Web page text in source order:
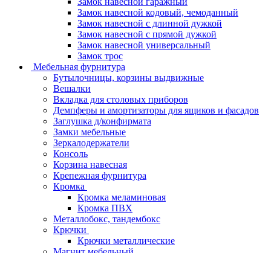
Замок навесной кодовый, чемоданный
Замок навесной с длинной дужкой
Замок навесной с прямой дужкой
Замок навесной универсальный
Замок трос
Мебельная фурнитура
Бутылочницы, корзины выдвижные
Вешалки
Вкладка для столовых приборов
Демпферы и амортизаторы для ящиков и фасадов
Заглушка д/конфирмата
Замки мебельные
Зеркалодержатели
Консоль
Корзина навесная
Крепежная фурнитура
Кромка
Кромка меламиновая
Кромка ПВХ
Металлобокс, тандембокс
Крючки
Крючки металлические